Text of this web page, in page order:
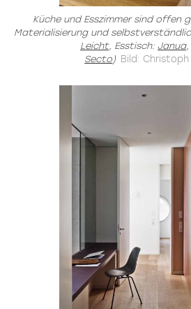
Küche und Esszimmer sind offen
Materialisierung und
Leicht, Esstisch: Janua,
Secto) Bild: